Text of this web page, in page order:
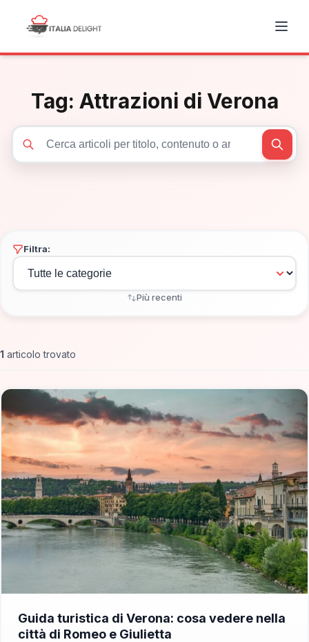
Tag: Attrazioni di Verona
Filtra:
Più recenti
1 articolo trovato
Guida turistica di Verona: cosa vedere nella
città di Romeo e Giulietta